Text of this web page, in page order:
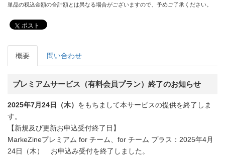
単品の税込金額の合計額とは異なる場合がございますので、予めご了承ください。
ポスト
概要 問い合わせ
プレミアムサービス（有料会員プラン）終了のお知らせ
2025年7月24日（木） をもちまして本サービスの提供を終了しま
す。
【新規及び更新お申込受付終了日】
MarkeZineプレミアム for チーム、for チーム プラス：2025年4月
24日（木） お申込み受付を終了しました。